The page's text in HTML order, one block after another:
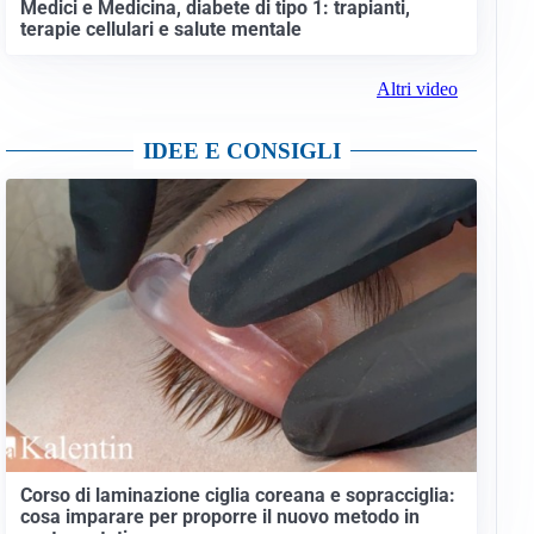
Medici e Medicina, diabete di tipo 1: trapianti,
terapie cellulari e salute mentale
Altri video
IDEE E CONSIGLI
Corso di laminazione ciglia coreana e sopracciglia:
cosa imparare per proporre il nuovo metodo in